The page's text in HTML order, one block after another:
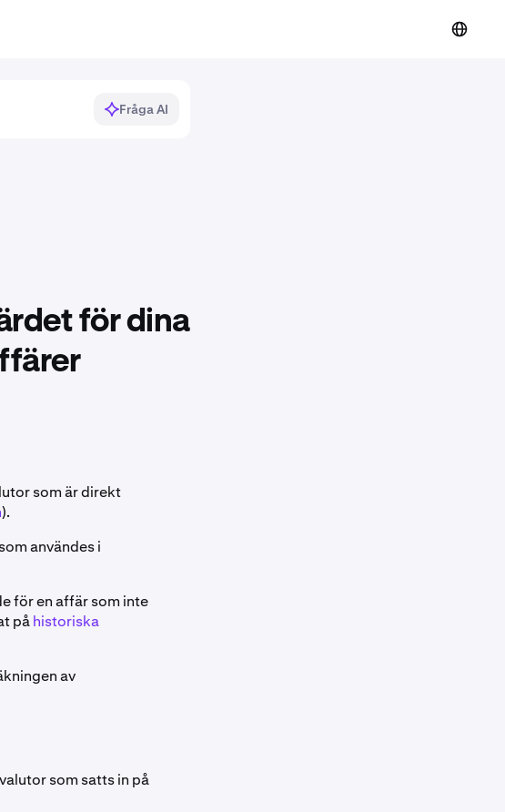
Fråga AI
för dina
som är direkt
).
användes i
för en affär som inte
påhistoriska
av
som satts in på